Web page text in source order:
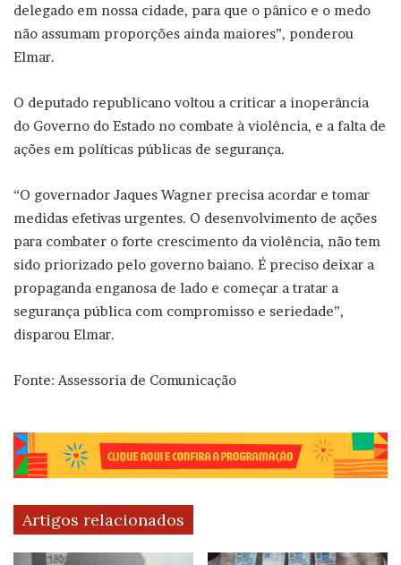
delegado em nossa cidade, para que o pânico e o medo
não assumam proporções ainda maiores”, ponderou
Elmar.
O deputado republicano voltou a criticar a inoperância
do Governo do Estado no combate à violência, e a falta de
ações em políticas públicas de segurança.
“O governador Jaques Wagner precisa acordar e tomar
medidas efetivas urgentes. O desenvolvimento de ações
para combater o forte crescimento da violência, não tem
sido priorizado pelo governo baiano. É preciso deixar a
propaganda enganosa de lado e começar a tratar a
segurança pública com compromisso e seriedade”,
disparou Elmar.
Fonte: Assessoria de Comunicação
Artigos relacionados